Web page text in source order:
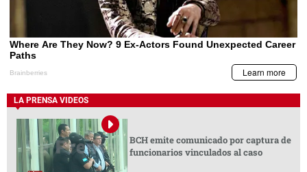
LA PRENSA VIDEOS
BCH emite comunicado por captura de
funcionarios vinculados al caso